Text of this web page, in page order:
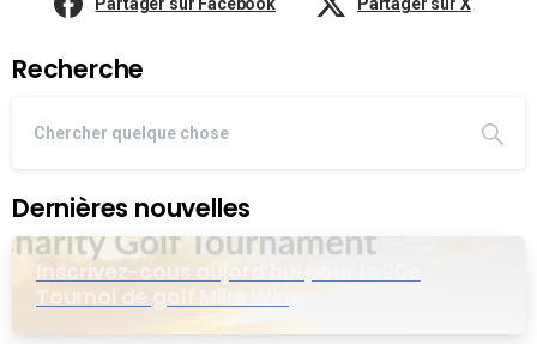
Recherche
Dernières nouvelles
Inscrivez-cous aujord’hui pour le 20e
Tournoi de golf Mike Wing